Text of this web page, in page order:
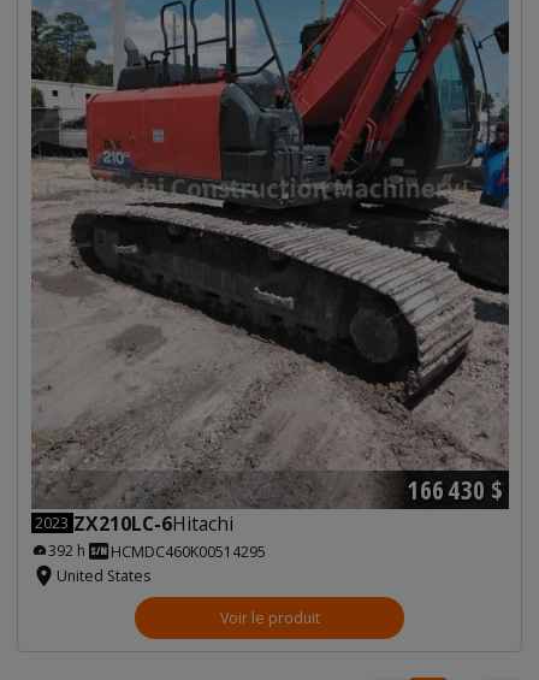
166 430 $
2023 ZX210LC-6Hitachi
392 h
HCMDC460K00514295
United States
Voir le produit